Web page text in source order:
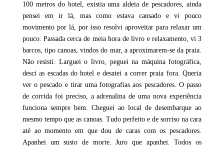
100 metros do hotel, existia uma aldeia de pescadores, ainda
pensei em ir lá, mas como estava cansado e vi pouco
movimento por lá, por isso resolvi aproveitar para relaxar um
pouco. Passada cerca de meia hora de livro e relaxamento, vi 3
barcos, tipo canoas, vindos do mar, a aproximarem-se da praia.
Não resisti. Larguei o livro, peguei na máquina fotográfica,
desci as escadas do hotel e desatei a correr praia fora. Queria
ver o pescado e tirar uma fotografias aos pescadores. O passo
de corrida foi preciso, a adrenalina de uma nova experiência
funciona sempre bem. Cheguei ao local de desembarque ao
mesmo tempo que as canoas. Tudo perfeito e de sorriso na cara
até ao momento em que dou de caras com os pescadores.
Apanhei um susto de morte. Juro que apanhei. Todos os